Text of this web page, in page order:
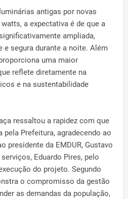
antigas por novas
watts, a expectativa é de que a
ampliada,
e segura durante a noite. Além
uma maior
reflete diretamente na
e na sustentabilidade
ressaltou a rapidez com que
Prefeitura, agradecendo ao
presidente da EMDUR, Gustavo
Eduardo Pires, pelo
do projeto. Segundo
o compromisso da gestão
as demandas da população,